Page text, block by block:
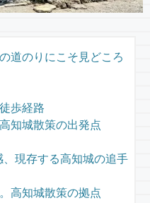
道のりにこそ見どころ
歩経路
知城散策の出発点
、現存する高知城の追手
高知城散策の拠点